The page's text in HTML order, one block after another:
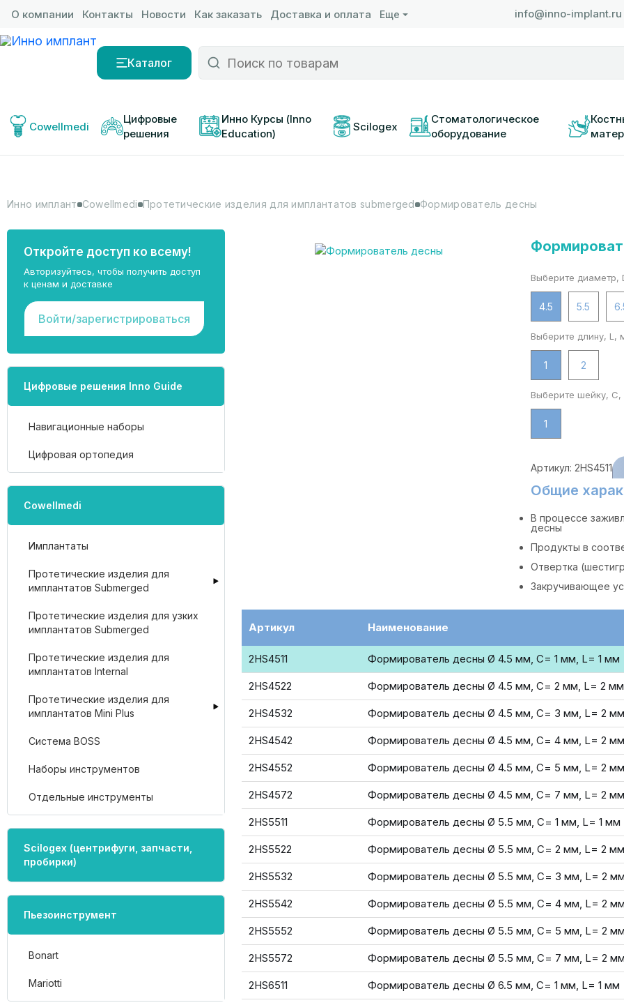
О компании Контакты Новости Как заказать Доставка и оплата Еще info@inno-implant.ru
Каталог
Cowellmedi
Цифровые
решения
Инно Курсы (Inno
Education)
Scilogex
Стоматологическое
оборудование
Инно имплант Cowellmedi Протетические изделия для имплантатов submerged Формирователь десны
Откройте доступ ко всему!
Авторизуйтесь, чтобы получить доступ
к ценам и доставке
Войти/зарегистрироваться
Цифровые решения Inno Guide
Навигационные наборы
Цифровая ортопедия
Cowellmedi
Имплантаты
Протетические изделия для
имплантатов Submerged
Протетические изделия для узких
имплантатов Submerged
Протетические изделия для
имплантатов Internal
Протетические изделия для
имплантатов Mini Plus
Система BOSS
Наборы инструментов
Отдельные инструменты
Scilogex (центрифуги, запчасти,
пробирки)
Пьезоинструмент
Bonart
Mariotti
Выберите диаметр,
4.5 5.5
Выберите длину, L,
1 2
Выберите шейку,
1
Артикул: 2HS4511
Общие
В процессе
десны
Продукты в
Отвертка
Закручивающее
Артикул Наименование
2HS4511 Формирователь десны Ø 4.5 мм, C= 1 мм, L= 1 мм
2HS4522 Формирователь десны Ø 4.5 мм, С= 2 мм, L= 2 мм
2HS4532 Формирователь десны Ø 4.5 мм, С= 3 мм, L= 2 мм
2HS4542 Формирователь десны Ø 4.5 мм, С= 4 мм, L= 2 мм
2HS4552 Формирователь десны Ø 4.5 мм, С= 5 мм, L= 2 мм
2HS4572 Формирователь десны Ø 4.5 мм, С= 7 мм, L= 2 мм
2HS5511 Формирователь десны Ø 5.5 мм, С= 1 мм, L= 1 мм
2HS5522 Формирователь десны Ø 5.5 мм, С= 2 мм, L= 2 мм
2HS5532 Формирователь десны Ø 5.5 мм, С= 3 мм, L= 2 мм
2HS5542 Формирователь десны Ø 5.5 мм, С= 4 мм, L= 2 мм
2HS5552 Формирователь десны Ø 5.5 мм, С= 5 мм, L= 2 мм
2HS5572 Формирователь десны Ø 5.5 мм, С= 7 мм, L= 2 мм
2HS6511 Формирователь десны Ø 6.5 мм, С= 1 мм, L= 1 мм